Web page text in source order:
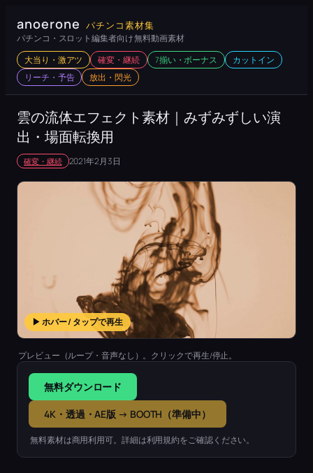
容
ス
キ
プ
anoerone パチンコ素材集
パチンコ・スロット編集者向け 無料動画素材
大当り・激アツ 確変・継続 7揃い・ボーナス
カットイン
リーチ・予告
放出・閃光
雲の流体エフェクト素材｜みずみずしい演
出・場面転換用
確変・継続 2021年2月3日
▶ ホバー / タップで再生
プレビュー（ループ・音声なし）。クリックで再生/停止。
無料ダウンロード
4K・透過・AE版 → BOOTH（準備中）
無料素材は商用利用可。詳細は利用規約をご確認ください。